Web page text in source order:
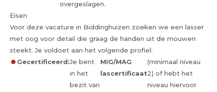
overgeslagen.
Eisen
Voor deze vacature in Biddinghuizen zoeken we een lasser
met oog voor detail die graag de handen uit de mouwen
steekt. Je voldoet aan het volgende profiel:
Gecertificeerd:Je bent
in het
bezit van
MIG/MAG
lascertificaat
(minimaal niveau
2) of hebt het
niveau hiervoor